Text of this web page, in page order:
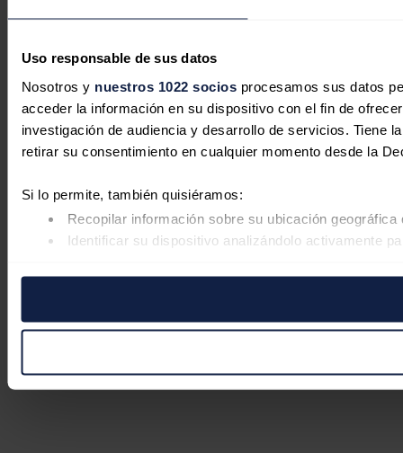
Uso responsable de sus datos
Nosotros y nuestros 1022 sociosprocesamos sus datos
acceder la información en su dispositivo con el fin de
investigación de audiencia y desarrollo de servicios. Tiene
retirar su consentimiento en cualquier momento desde la
Si lo permite, también quisiéramos:
Recopilar información sobre su ubicación
Identificar su dispositivo analizándolo activamente
Las cookies de este sitio web se usan para personalizar el
pueden combinarla con otra información que les haya